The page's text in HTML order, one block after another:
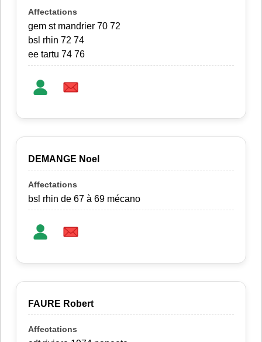
gem st mandrier 70 72
bsl rhin 72 74
ee tartu 74 76
DEMANGE Noel
bsl rhin de 67 à 69 mécano
FAURE Robert